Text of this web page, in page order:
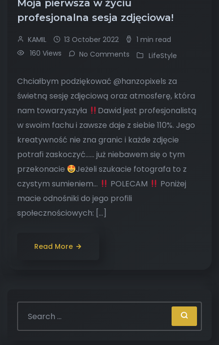
Moja pierwsza w życiu
profesjonalna sesja zdjęciowa!
KAMIL 13 October 2022
1 min read
160 Views
No Comments LifeStyle
Chciałbym podziękować @hanzopixels za
świetną sesję zdjęciową oraz atmosferę, która
nam towarzyszyła
Dawid jest profesjonalistą
w swoim fachu i zawsze daje z siebie 110%. Jego
kreatywność nie zna granic i każde zdjęcie
potrafi zaskoczyć…… już niebawem się o tym
przekonacie
Jeżeli szukacie fotografa to z
czystym sumieniem…
POLECAM
Poniżej
macie odnośniki do jego profili
społecznościowych: […]
Read More